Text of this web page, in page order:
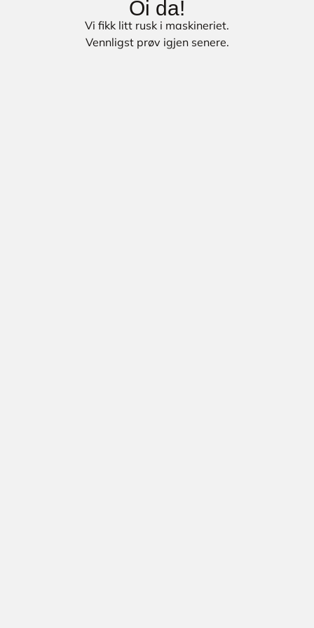
Oi da!
Vi fikk litt rusk i maskineriet.
Vennligst prøv igjen senere.